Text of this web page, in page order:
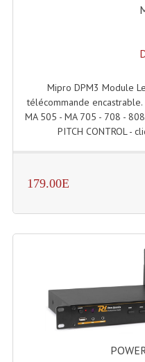
Mipro DPM3 Module
télécommande
MA 505 - MA 705 - 708 -
PITCH CONTROL -
179.00E